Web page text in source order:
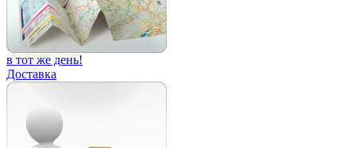
в тот же день!
Доставка